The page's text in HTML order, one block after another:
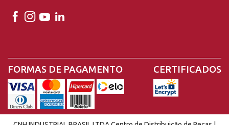
FORMAS DE PAGAMENTO CERTIFICADOS